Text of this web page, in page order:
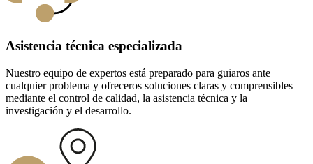
Asistencia técnica especializada
Nuestro equipo de expertos está preparado para guiaros ante
cualquier problema y ofreceros soluciones claras y comprensibles
mediante el control de calidad, la asistencia técnica y la
investigación y el desarrollo.